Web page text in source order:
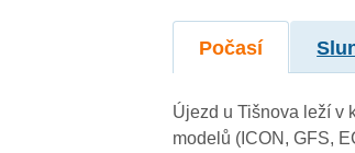
Počasí
Újezd u Tišnova leží v
modelů (ICON, GFS,